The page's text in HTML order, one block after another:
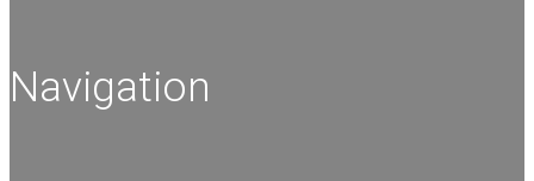
Navigation